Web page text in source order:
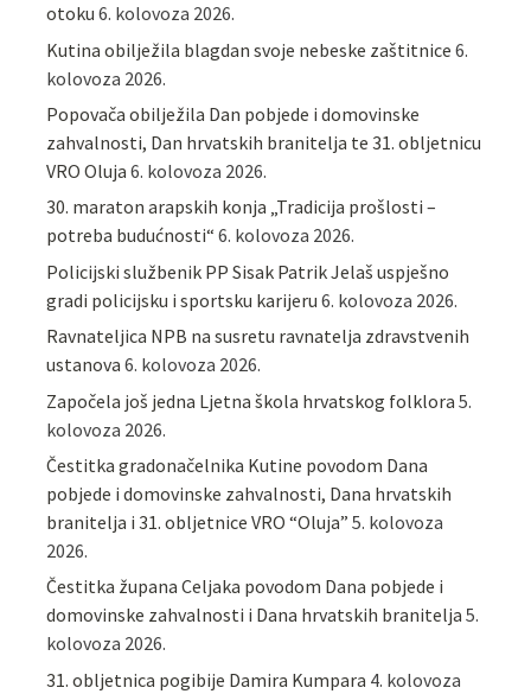
otoku 6. kolovoza 2026.
Kutina obilježila blagdan svoje nebeske zaštitnice 6.
kolovoza 2026.
Popovača obilježila Dan pobjede i domovinske
zahvalnosti, Dan hrvatskih branitelja te 31. obljetnicu
VRO Oluja 6. kolovoza 2026.
30. maraton arapskih konja „Tradicija prošlosti –
potreba budućnosti“ 6. kolovoza 2026.
Policijski službenik PP Sisak Patrik Jelaš uspješno
gradi policijsku i sportsku karijeru 6. kolovoza 2026.
Ravnateljica NPB na susretu ravnatelja zdravstvenih
ustanova 6. kolovoza 2026.
Započela još jedna Ljetna škola hrvatskog folklora 5.
kolovoza 2026.
Čestitka gradonačelnika Kutine povodom Dana
pobjede i domovinske zahvalnosti, Dana hrvatskih
branitelja i 31. obljetnice VRO “Oluja” 5. kolovoza
2026.
Čestitka župana Celjaka povodom Dana pobjede i
domovinske zahvalnosti i Dana hrvatskih branitelja 5.
kolovoza 2026.
31. obljetnica pogibije Damira Kumpara 4. kolovoza